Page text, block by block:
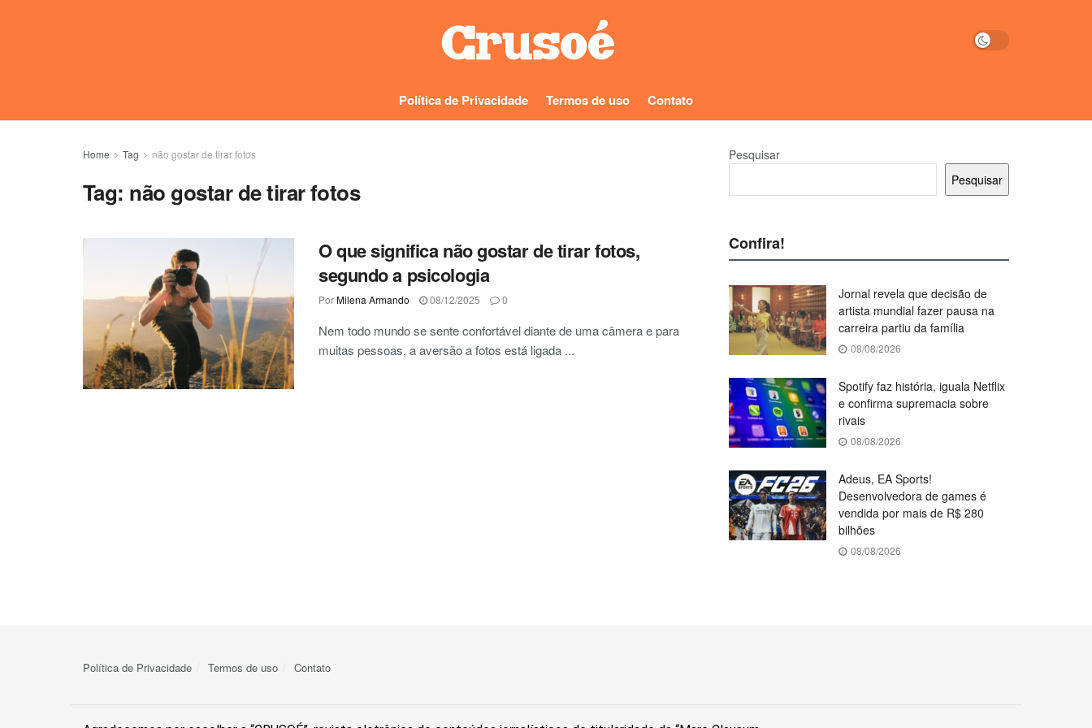
Política de Privacidade Termos de uso Contato
Home Tag não gostar de tirar fotos
Tag: não gostar de tirar fotos
O que significa não gostar de tirar fotos,
segundo a psicologia
PorMilena Armando 08/12/2025 0
Nem todo mundo se sente confortável diante de uma câmera e para
muitas pessoas, a aversão a fotos está ligada ...
Pesquisar
Pesquisar
Confira!
Jornal revela que decisão de
artista mundial fazer pausa na
carreira partiu da família
08/08/2026
Spotify faz história, iguala Netflix
e confirma supremacia sobre
rivais
08/08/2026
Adeus, EA Sports!
Desenvolvedora de games é
vendida por mais de R$ 280
bilhões
08/08/2026
Política de Privacidade Termos de uso Contato